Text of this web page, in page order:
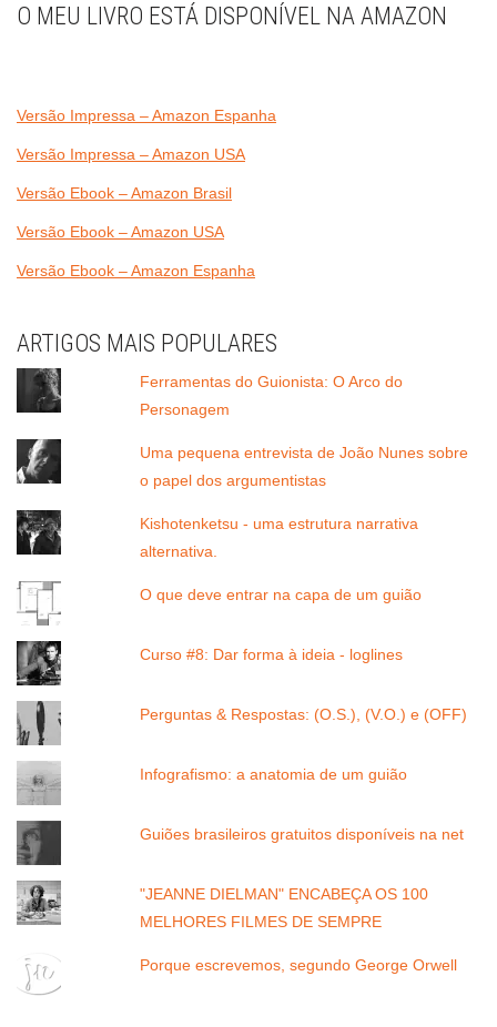
O MEU LIVRO ESTÁ DISPONÍVEL NA AMAZON
Versão Impressa – Amazon Espanha
Versão Impressa – Amazon USA
Versão Ebook – Amazon Brasil
Versão Ebook – Amazon USA
Versão Ebook – Amazon Espanha
ARTIGOS MAIS POPULARES
Ferramentas do Guionista: O Arco do
Personagem
Uma pequena entrevista de João Nunes sobre
o papel dos argumentistas
Kishotenketsu - uma estrutura narrativa
alternativa.
O que deve entrar na capa de um guião
Curso #8: Dar forma à ideia - loglines
Perguntas & Respostas: (O.S.), (V.O.) e (OFF)
Infografismo: a anatomia de um guião
Guiões brasileiros gratuitos disponíveis na net
"JEANNE DIELMAN" ENCABEÇA OS 100
MELHORES FILMES DE SEMPRE
Porque escrevemos, segundo George Orwell